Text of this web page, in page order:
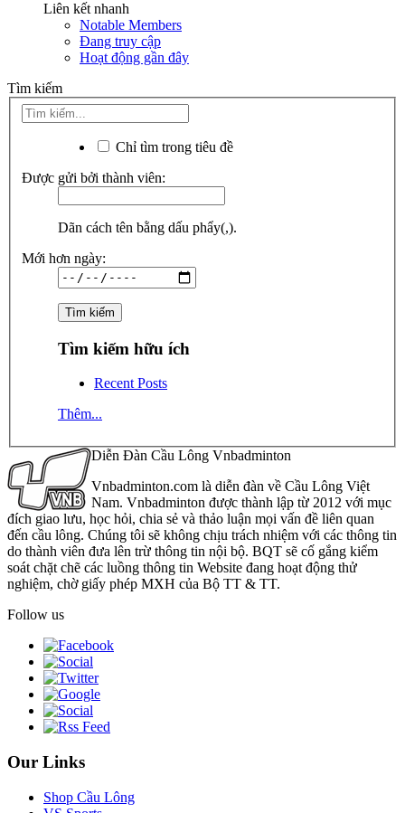
Liên kết nhanh
Notable Members
Đang truy cập
Hoạt động gần đây
Tìm kiếm
Chỉ tìm trong tiêu đề
Được gửi bởi thành viên:
Dãn cách tên bằng dấu phẩy(,).
Mới hơn ngày:
Tìm kiếm hữu ích
Recent Posts
Thêm...
Diễn Đàn Cầu Lông Vnbadminton
Vnbadminton.com là diễn đàn về Cầu Lông Việt
Nam. Vnbadminton được thành lập từ 2012 với mục
đích giao lưu, học hỏi, chia sẻ và thảo luận mọi vấn đề liên quan
đến cầu lông. Chúng tôi sẽ không chịu trách nhiệm với các thông tin
do thành viên đưa lên trừ thông tin nội bộ. BQT sẽ cố gắng kiểm
soát chặt chẽ các luồng thông tin Website đang hoạt động thử
nghiệm, chờ giấy phép MXH của Bộ TT & TT.
Follow us
Our Links
Shop Cầu Lông